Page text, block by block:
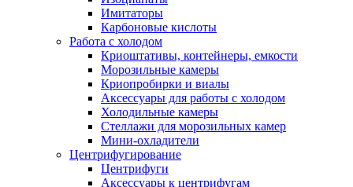
Имитаторы
Карбоновые кислоты
Работа с холодом
Криоштативы, контейнеры, емкости
Морозильные камеры
Криопробирки и виалы
Аксессуары для работы с холодом
Холодильные камеры
Стеллажи для морозильных камер
Мини-охладители
Центрифугирование
Центрифуги
Аксессуары к центрифугам